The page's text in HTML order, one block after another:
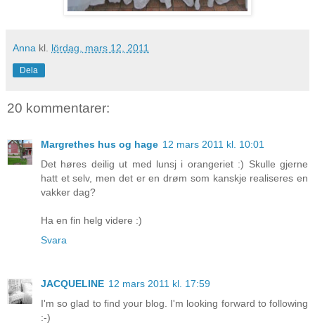
Anna kl. lördag, mars 12, 2011
Dela
20 kommentarer:
Margrethes hus og hage 12 mars 2011 kl. 10:01
Det høres deilig ut med lunsj i orangeriet :) Skulle gjerne
hatt et selv, men det er en drøm som kanskje realiseres en
vakker dag?
Ha en fin helg videre :)
Svara
JACQUELINE 12 mars 2011 kl. 17:59
I'm so glad to find your blog. I'm looking forward to following
:-)